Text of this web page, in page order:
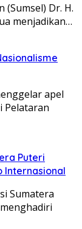
(Sumsel) Dr. H.
menjadikan…
apel
Pelataran
Puteri
Internasional
Sumatera